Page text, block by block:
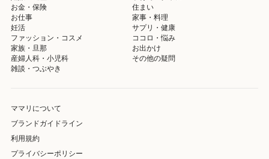
お金・保険
住まい
お仕事
家事・料理
妊活
サプリ・健康
ファッション・コスメ
ココロ・悩み
家族・旦那
お出かけ
産婦人科・小児科
その他の疑問
雑談・つぶやき
ママリについて
ブランドガイドライン
利用規約
プライバシーポリシー